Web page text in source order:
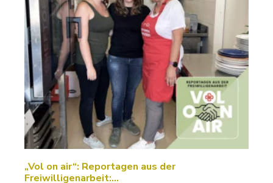
„Vol on air“: Reportagen aus der
Freiwilligenarbeit:…